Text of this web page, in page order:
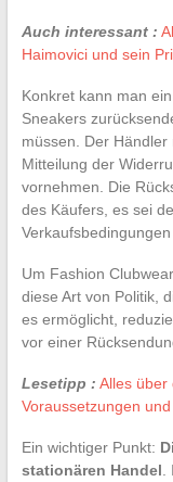
Auch interessant :
Haimovici und sein
Konkret kann man
Sneakers
müssen. Der
Mitteilung der
vornehmen. Die
des Käufers, es sei
Um Fashion
diese Art von Politik,
es ermöglicht,
vor einer
Lesetipp : Alles über
Voraussetzungen
Ein wichtiger Punkt:
stationären Handel